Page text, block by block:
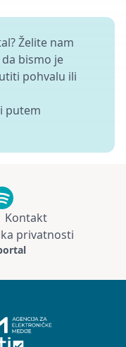
Želite nam
bismo je
pohvalu ili
putem
Kontakt
privatnosti